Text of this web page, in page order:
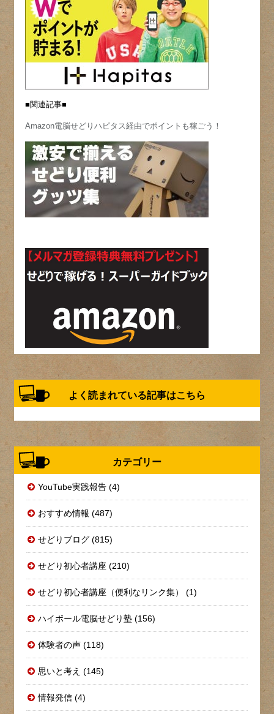
■関連記事■
Amazon電脳せどりハピタス経由でポイントも稼ごう！
よく読まれている記事はこちら
カテゴリー
YouTube実践報告 (4)
おすすめ情報 (487)
せどりブログ (815)
せどり初心者講座 (210)
せどり初心者講座（便利なリンク集） (1)
ハイボール電脳せどり塾 (156)
体験者の声 (118)
思いと考え (145)
情報発信 (4)